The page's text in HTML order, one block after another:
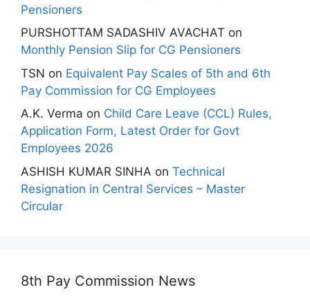
Pensioners
PURSHOTTAM SADASHIV AVACHAT on
Monthly Pension Slip for CG Pensioners
TSN on Equivalent Pay Scales of 5th and 6th
Pay Commission for CG Employees
A.K. Verma on Child Care Leave (CCL) Rules,
Application Form, Latest Order for Govt
Employees 2026
ASHISH KUMAR SINHA on Technical
Resignation in Central Services – Master
Circular
8th Pay Commission News